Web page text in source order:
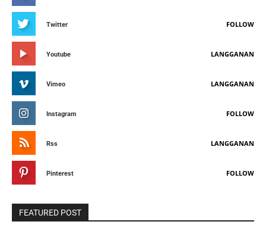
Twitter FOLLOW
Youtube LANGGANAN
Vimeo LANGGANAN
Instagram FOLLOW
Rss LANGGANAN
Pinterest FOLLOW
FEATURED POST